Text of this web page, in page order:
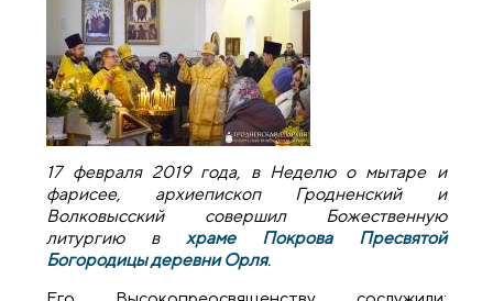
17 февраля 2019 года, в Неделю о мытаре и
фарисее, архиепископ Гродненский и
Волковысский совершил Божественную
литургию в храме Покрова Пресвятой
Богородицы деревни Орля.